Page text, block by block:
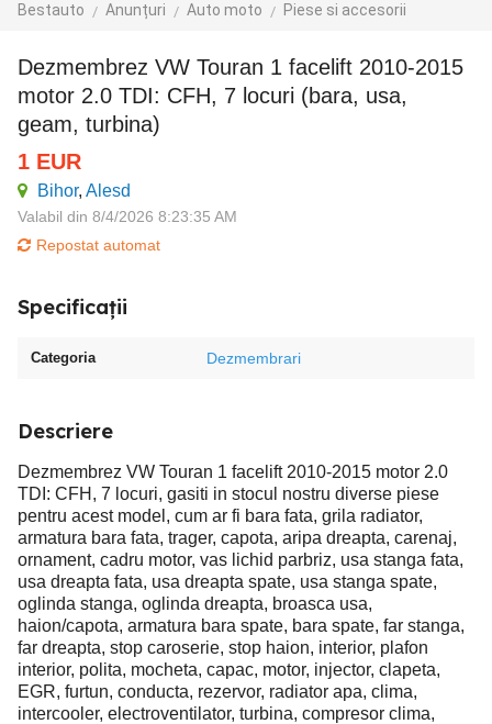
Bestauto Anunțuri Auto moto Piese si accesorii
Dezmembrez VW Touran 1 facelift 2010-2015
motor 2.0 TDI: CFH, 7 locuri (bara, usa,
geam, turbina)
1 EUR
Bihor, Alesd
Valabil din 8/4/2026 8:23:35 AM
Repostat automat
Specificații
Categoria Dezmembrari
Descriere
Dezmembrez VW Touran 1 facelift 2010-2015 motor 2.0
TDI: CFH, 7 locuri, gasiti in stocul nostru diverse piese
pentru acest model, cum ar fi bara fata, grila radiator,
armatura bara fata, trager, capota, aripa dreapta, carenaj,
ornament, cadru motor, vas lichid parbriz, usa stanga fata,
usa dreapta fata, usa dreapta spate, usa stanga spate,
oglinda stanga, oglinda dreapta, broasca usa,
haion/capota, armatura bara spate, bara spate, far stanga,
far dreapta, stop caroserie, stop haion, interior, plafon
interior, polita, mocheta, capac, motor, injector, clapeta,
EGR, furtun, conducta, rezervor, radiator apa, clima,
intercooler, electroventilator, turbina, compresor clima,